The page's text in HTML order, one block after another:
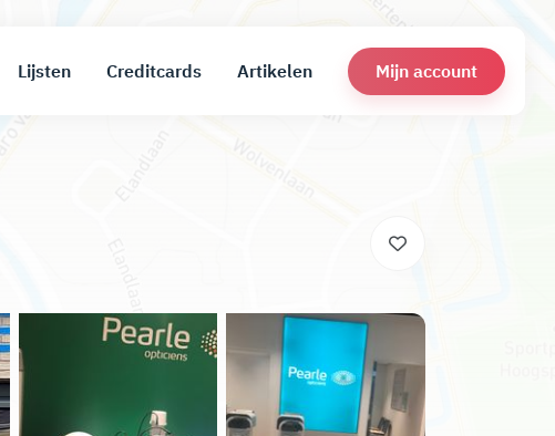
Lijsten Creditcards Artikelen Mijn account